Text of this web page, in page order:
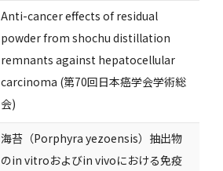
Anti-cancer effects of residual
powder from shochu distillation
remnants against hepatocellular
carcinoma (第70回日本癌学会学術総
会)
海苔（Porphyra yezoensis）抽出物
のin vitroおよびin vivoにおける免疫